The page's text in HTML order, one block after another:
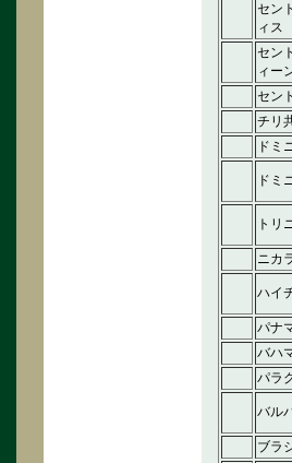
セン
ィス
セン
ィー
セン
チリ
ドミ
ドミ
トリ
ニカ
ハイ
パナ
バハ
パラ
バル
ブラ